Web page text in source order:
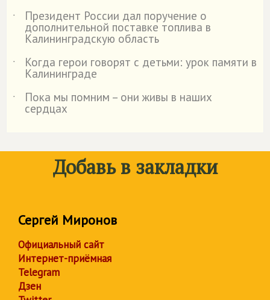
˙
Президент России дал поручение о
дополнительной поставке топлива в
Калининградскую область
˙
Когда герои говорят с детьми: урок памяти в
Калининграде
˙
Пока мы помним – они живы в наших
сердцах
Добавь в закладки
Сергей Миронов
Официальный сайт
Интернет-приёмная
Telegram
Дзен